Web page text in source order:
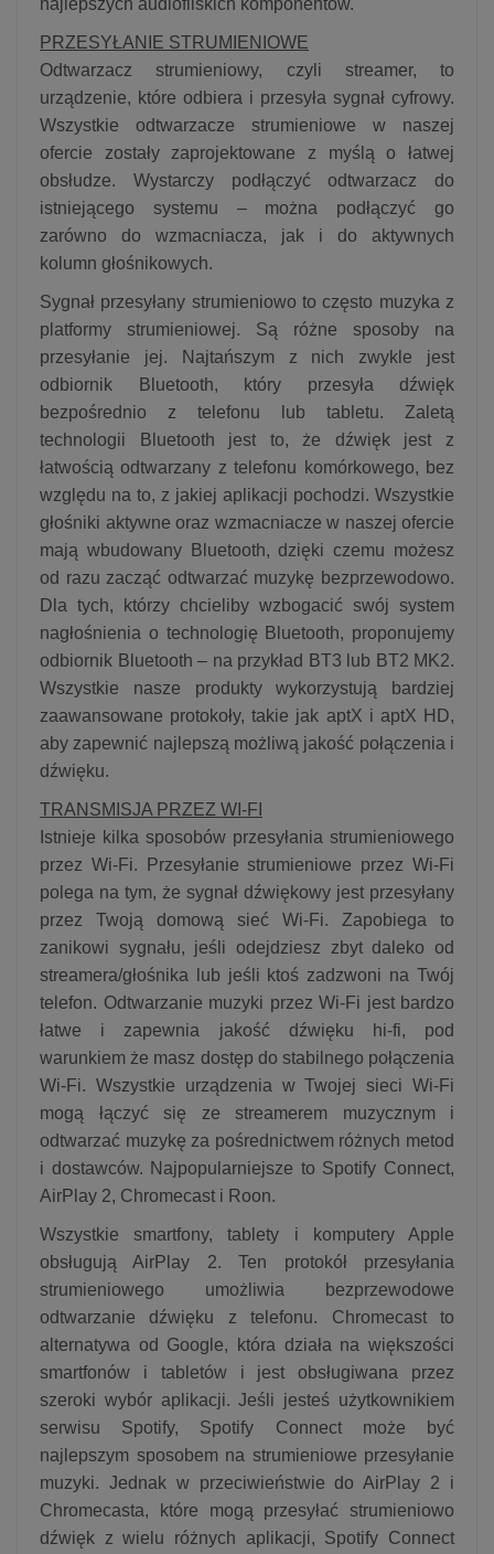
PRZESYŁANIE STRUMIENIOWE
Odtwarzacz strumieniowy, czyli streamer, to
urządzenie, które odbiera i przesyła sygnał cyfrowy.
Wszystkie odtwarzacze strumieniowe w naszej
ofercie zostały zaprojektowane z myślą o łatwej
obsłudze. Wystarczy podłączyć odtwarzacz do
istniejącego systemu – można podłączyć go
zarówno do wzmacniacza, jak i do aktywnych
kolumn głośnikowych.
Sygnał przesyłany strumieniowo to często muzyka z
platformy strumieniowej. Są różne sposoby na
przesyłanie jej. Najtańszym z nich zwykle jest
odbiornik Bluetooth, który przesyła dźwięk
bezpośrednio z telefonu lub tabletu. Zaletą
technologii Bluetooth jest to, że dźwięk jest z
łatwością odtwarzany z telefonu komórkowego, bez
względu na to, z jakiej aplikacji pochodzi. Wszystkie
głośniki aktywne oraz wzmacniacze w naszej ofercie
mają wbudowany Bluetooth, dzięki czemu możesz
od razu zacząć odtwarzać muzykę bezprzewodowo.
Dla tych, którzy chcieliby wzbogacić swój system
nagłośnienia o technologię Bluetooth, proponujemy
odbiornik Bluetooth – na przykład BT3 lub BT2 MK2.
Wszystkie nasze produkty wykorzystują bardziej
zaawansowane protokoły, takie jak aptX i aptX HD,
aby zapewnić najlepszą możliwą jakość połączenia i
dźwięku.
TRANSMISJA PRZEZ WI-FI
Istnieje kilka sposobów przesyłania strumieniowego
przez Wi-Fi. Przesyłanie strumieniowe przez Wi-Fi
polega na tym, że sygnał dźwiękowy jest przesyłany
przez Twoją domową sieć Wi-Fi. Zapobiega to
zanikowi sygnału, jeśli odejdziesz zbyt daleko od
streamera/głośnika lub jeśli ktoś zadzwoni na Twój
telefon. Odtwarzanie muzyki przez Wi-Fi jest bardzo
łatwe i zapewnia jakość dźwięku hi-fi, pod
warunkiem że masz dostęp do stabilnego połączenia
Wi-Fi. Wszystkie urządzenia w Twojej sieci Wi-Fi
mogą łączyć się ze streamerem muzycznym i
odtwarzać muzykę za pośrednictwem różnych metod
i dostawców. Najpopularniejsze to Spotify Connect,
AirPlay 2, Chromecast i Roon.
Wszystkie smartfony, tablety i komputery Apple
obsługują AirPlay 2. Ten protokół przesyłania
strumieniowego umożliwia bezprzewodowe
odtwarzanie dźwięku z telefonu. Chromecast to
alternatywa od Google, która działa na większości
smartfonów i tabletów i jest obsługiwana przez
szeroki wybór aplikacji. Jeśli jesteś użytkownikiem
serwisu Spotify, Spotify Connect może być
najlepszym sposobem na strumieniowe przesyłanie
muzyki. Jednak w przeciwieństwie do AirPlay 2 i
Chromecasta, które mogą przesyłać strumieniowo
dźwięk z wielu różnych aplikacji, Spotify Connect